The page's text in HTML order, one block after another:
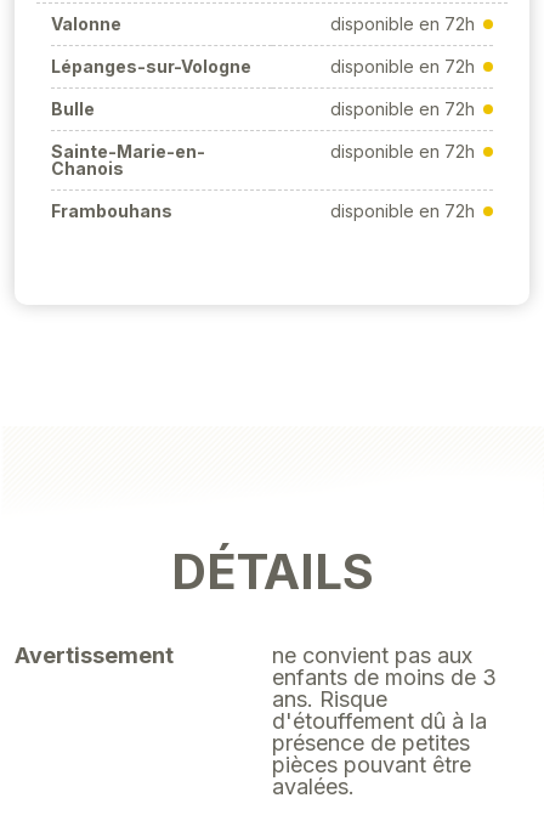
Valonne disponible en 72h
Lépanges-sur-Vologne disponible en 72h
Bulle disponible en 72h
Sainte-Marie-en-
Chanois
disponible en 72h
Frambouhans disponible en 72h
DÉTAILS
Avertissement
ne convient pas aux
enfants de moins de 3
ans. Risque
d'étouffement dû à la
présence de petites
pièces pouvant être
avalées.